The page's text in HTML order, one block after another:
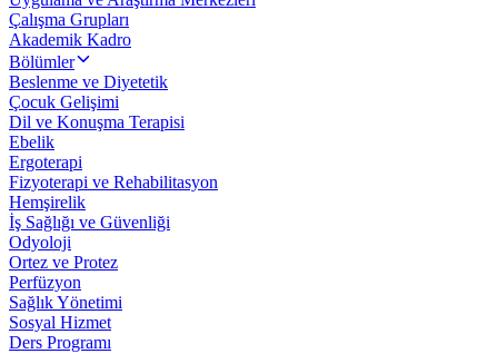
Çalışma Grupları
Akademik Kadro
Bölümler
Beslenme ve Diyetetik
Çocuk Gelişimi
Dil ve Konuşma Terapisi
Ebelik
Ergoterapi
Fizyoterapi ve Rehabilitasyon
Hemşirelik
İş Sağlığı ve Güvenliği
Odyoloji
Ortez ve Protez
Perfüzyon
Sağlık Yönetimi
Sosyal Hizmet
Ders Programı